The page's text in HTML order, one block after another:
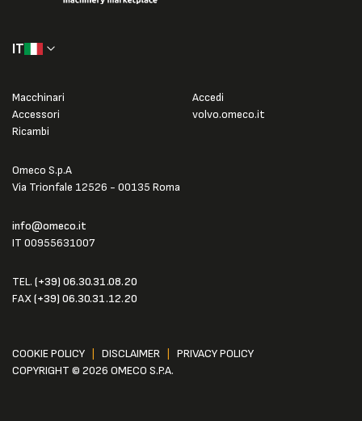
IT
Omeco S.p.A
Via Trionfale 12526 - 00135 Roma
info@omeco.it
IT 00955631007
TEL. (+39) 06.30.31.08.20
FAX(+39) 06.30.31.12.20
Macchinari
Accessori
Ricambi
Accedi
volvo.omeco.it
COOKIE POLICY DISCLAIMER
PRIVACY POLICY
COPYRIGHT © 2026 OMECO S.P.A.